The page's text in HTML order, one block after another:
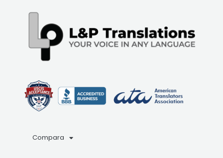
Compara